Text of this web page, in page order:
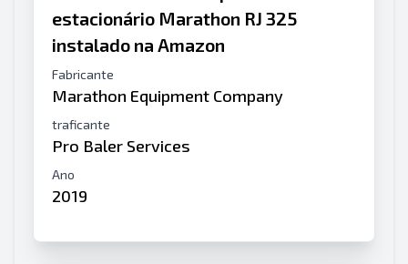
estacionário Marathon RJ 325
instalado na Amazon
Fabricante
Marathon Equipment Company
traficante
Pro Baler Services
Ano
2019